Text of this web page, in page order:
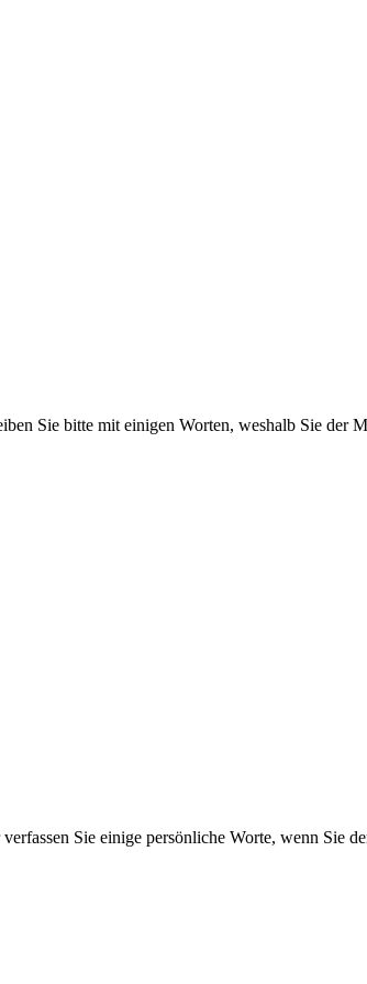
Sie bitte mit einigen Worten, weshalb Sie der
Sie einige persönliche Worte, wenn Sie